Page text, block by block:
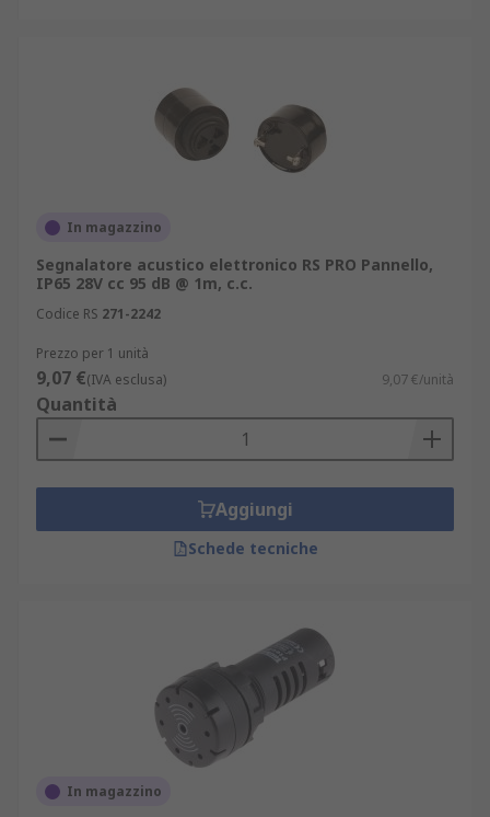
In magazzino
Segnalatore acustico elettronico RS PRO Pannello,
IP65 28V cc 95 dB @ 1m, c.c.
Codice RS 271-2242
Prezzo per 1 unità
9,07 €(IVA esclusa) 9,07 €/unità
Quantità
Aggiungi
Schede tecniche
In magazzino